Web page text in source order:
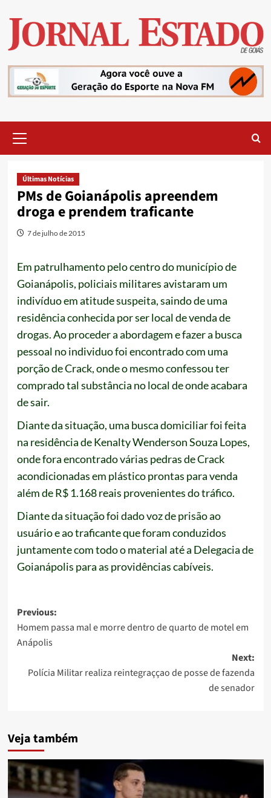
content
Menu
Últimas Notícias
PMs de Goianápolis apreendem
droga e prendem traficante
7 de julho de 2015
Em patrulhamento pelo centro do município de
Goianápolis, policiais militares avistaram um
indivíduo em atitude suspeita, saindo de uma
residência conhecida por ser local de venda de
drogas. Ao proceder a abordagem e fazer a busca
pessoal no individuo foi encontrado com uma
porção de Crack, onde o mesmo confessou ter
comprado tal substância no local de onde acabara
de sair.
Diante da situação, uma busca domiciliar foi feita
na residência de Kenalty Wenderson Souza Lopes,
onde fora encontrado várias pedras de Crack
acondicionadas em plástico prontas para venda
além de R$ 1.168 reais provenientes do tráfico.
Diante da situação foi dado voz de prisão ao
usuário e ao traficante que foram conduzidos
juntamente com todo o material até a Delegacia de
Goianápolis para as providências cabíveis.
Post
navigation
Previous:
Homem passa mal e morre dentro de quarto de motel em
Anápolis
Next:
Polícia Militar realiza reintegraççao de posse de fazenda
de senador
Veja também